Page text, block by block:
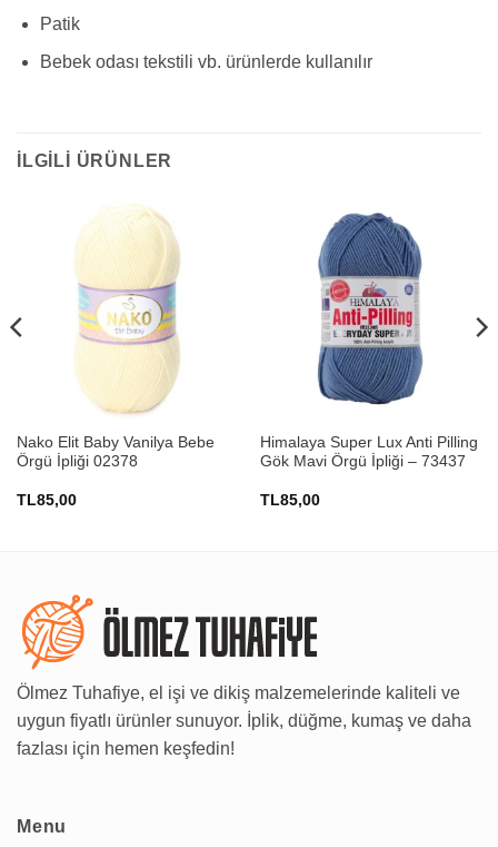
Patik
Bebek odası tekstili vb. ürünlerde kullanılır
İLGILI ÜRÜNLER
Nako Elit Baby Vanilya Bebe
Örgü İpliği 02378
TL85,00
Himalaya Super Lux Anti Pilling
Gök Mavi Örgü İpliği – 73437
TL85,00
Ölmez Tuhafiye, el işi ve dikiş malzemelerinde kaliteli ve
uygun fiyatlı ürünler sunuyor. İplik, düğme, kumaş ve daha
fazlası için hemen keşfedin!
Menu